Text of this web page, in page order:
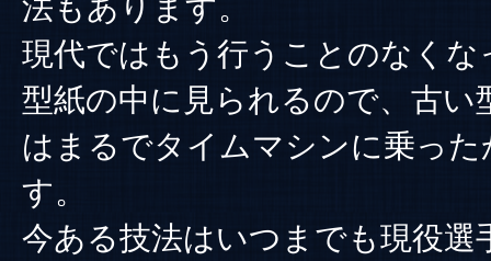
法もあります。
現代ではもう行うことのなくな
型紙の中に見られるので、古い
はまるでタイムマシンに乗っ
す。
今ある技法はいつまでも現役選